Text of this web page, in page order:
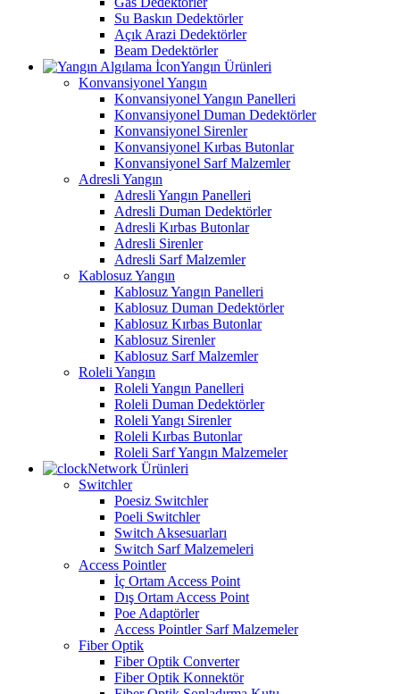
Su Baskın Dedektörler
Açık Arazi Dedektörler
Beam Dedektörler
Yangın Ürünleri
Konvansiyonel Yangın
Konvansiyonel Yangın Panelleri
Konvansiyonel Duman Dedektörler
Konvansiyonel Sirenler
Konvansiyonel Kırbas Butonlar
Konvansiyonel Sarf Malzemler
Adresli Yangın
Adresli Yangın Panelleri
Adresli Duman Dedektörler
Adresli Kırbas Butonlar
Adresli Sirenler
Adresli Sarf Malzemler
Kablosuz Yangın
Kablosuz Yangın Panelleri
Kablosuz Duman Dedektörler
Kablosuz Kırbas Butonlar
Kablosuz Sirenler
Kablosuz Sarf Malzemler
Roleli Yangın
Roleli Yangın Panelleri
Roleli Duman Dedektörler
Roleli Yangı Sirenler
Roleli Kırbas Butonlar
Roleli Sarf Yangın Malzemeler
Network Ürünleri
Switchler
Poesiz Switchler
Poeli Switchler
Switch Aksesuarları
Switch Sarf Malzemeleri
Access Pointler
İç Ortam Access Point
Dış Ortam Access Point
Poe Adaptörler
Access Pointler Sarf Malzemeler
Fiber Optik
Fiber Optik Converter
Fiber Optik Konnektör